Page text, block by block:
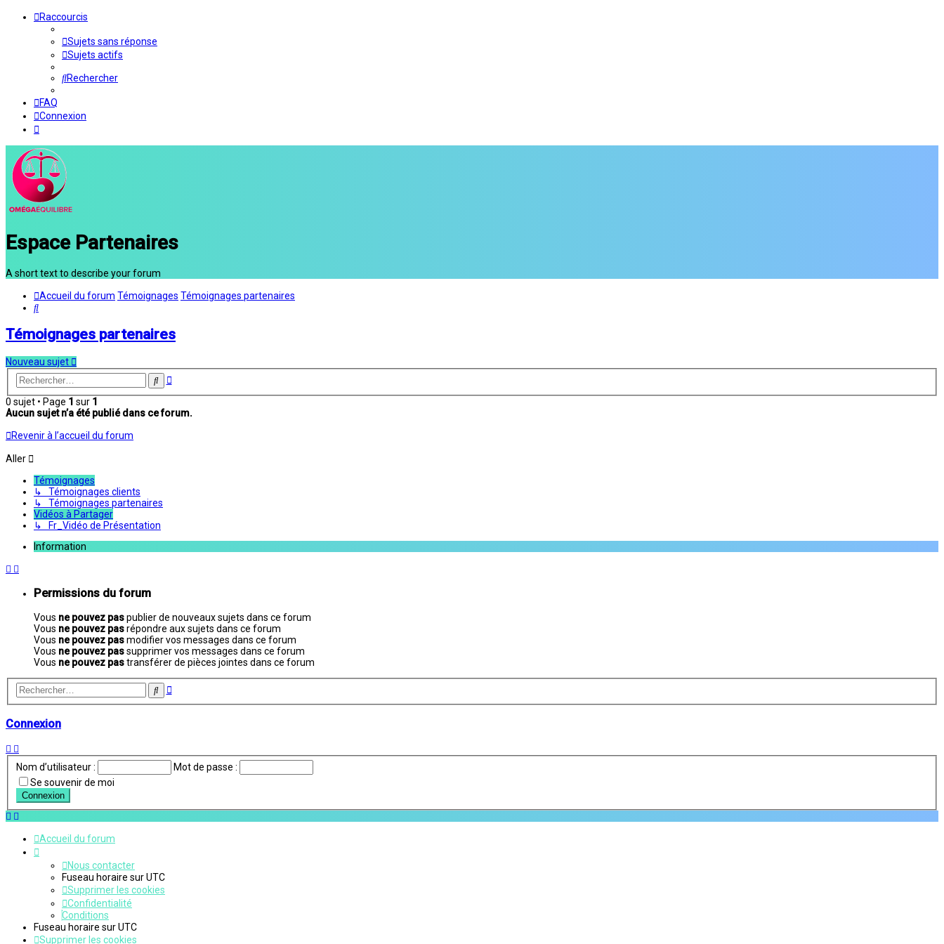
Raccourcis
Sujets sans réponse
Sujets actifs
Rechercher
FAQ
Connexion
Espace Partenaires
A short text to describe your forum
Accueil du forum Témoignages Témoignages partenaires
Rechercher
Témoignages partenaires
Nouveau sujet
Rechercher
Recherche
0 sujet • Page 1 sur 1
Aucun sujet n’a été publié dans ce forum.
Revenir à l’accueil du forum
Aller
Témoignages
↳ Témoignages clients
↳ Témoignages partenaires
Vidéos à Partager
↳ Fr_Vidéo de Présentation
Information
Permissions du forum
Vous ne pouvez paspublier de nouveaux sujets dans ce forum
Vous ne pouvez pasrépondre aux sujets dans ce forum
Vous ne pouvez pasmodifier vos messages dans ce forum
Vous ne pouvez passupprimer vos messages dans ce forum
Vous ne pouvez pastransférer de pièces jointes dans ce forum
Rechercher
Recherche
Connexion
Nom d’utilisateur :
Mot de passe :
Se souvenir de moi
Accueil du forum
Nous contacter
Fuseau horaire surUTC
Supprimer les cookies
Confidentialité
Conditions
Fuseau horaire surUTC
Supprimer les cookies